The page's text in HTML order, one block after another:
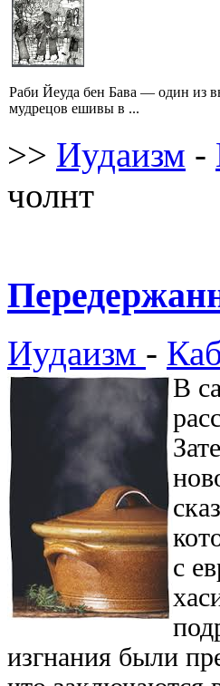
Раби Йеуда бен Бава — один из
мудрецов ешивы в ...
>> Иудаизм -
чолнт
Иудаизм -
В
с
изгнания были